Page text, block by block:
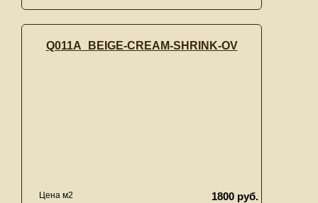
Q011A_BEIGE-CREAM-SHRINK-OV
Цена м2
1800 руб.